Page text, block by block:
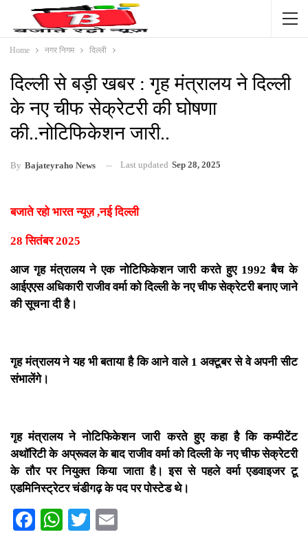
Home नगर निगम दिल्ली
दिल्ली से बड़ी खबर : गृह मंत्रालय ने दिल्ली
के नए चीफ सेक्रेटरी की घोषणा
की..नोटिफिकेशन जारी..
By Bajateyraho News Last updated Sep 28, 2025
बजाते रहो भारत न्यूज़ ,नई दिल्ली
28 सितंबर 2025
आज गृह मंत्रालय ने एक नोटिफिकेशन जारी करते हुए 1992 बैच के
आईएएस अधिकारी राजीव वर्मा को दिल्ली के नए चीफ सेक्रेटरी बनाए जाने
की सूचना दी है।
गृह मंत्रालय ने यह भी बताया है कि आने वाले 1 अक्टूबर से वे अपनी सीट
संभालेंगे।
गृह मंत्रालय ने नोटिफिकेशन जारी करते हुए कहा है कि कम्पीटेंट
अथॉरिटीके अप्रूवल के बाद राजीव वर्मा को दिल्ली के नए चीफ सेक्रेटरी
के तौर पर नियुक्त किया जाता है। इस से पहले वर्मा एडवाइजर टू
एडमिनिस्ट्रेटर चंडीगढ़ के पद पर पोस्टेड थे।
Facebook
WhatsApp
Twitter